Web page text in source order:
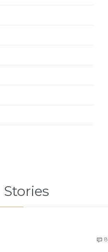
 8